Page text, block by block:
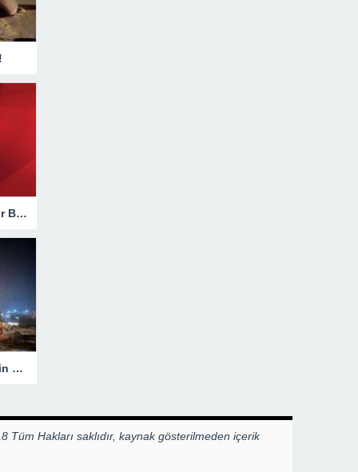
Hakkari’de Trafik Kazasında Ağır Bilanço!
Heyelanla Kapanan Yol, Ekiplerin Müdahalesiyle Açıldı!
Tüm Hakları saklıdır, kaynak gösterilmeden içerik